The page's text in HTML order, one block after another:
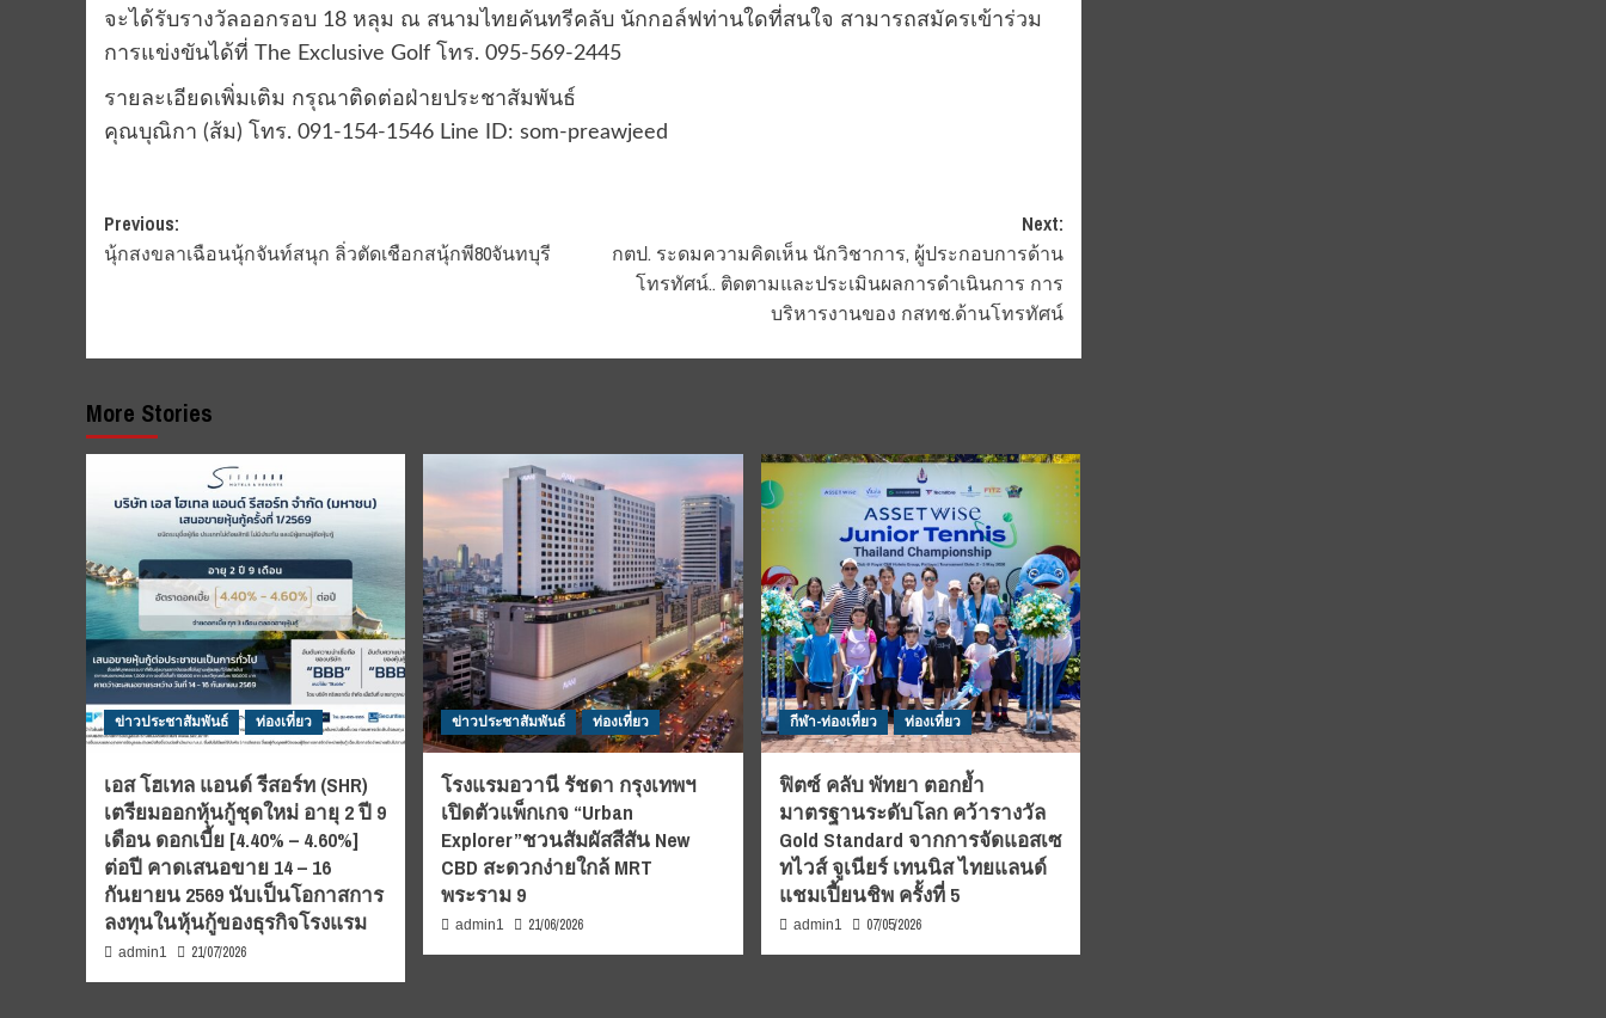
จะได้รับรางวัลออกรอบ 18 หลุม ณ สนามไทยคันทรีคลับ นักกอล์ฟท่านใดที่สนใจ สามารถสมัครเข้าร่วม
การแข่งขันได้ที่ The Exclusive Golf โทร. 095-569-2445
รายละเอียดเพิ่มเติม กรุณาติดต่อฝ่ายประชาสัมพันธ์
คุณบุณิกา (ส้ม) โทร. 091-154-1546‬ Line ID: som-preawjeed
Post
navigation
Previous:
นุ้กสงขลาเฉือนนุ้กจันท์สนุก ลิ่วตัดเชือกสนุ้กพี80จันทบุรี
Next:
กตป. ระดมความคิดเห็น นักวิชาการ, ผู้ประกอบการด้าน
โทรทัศน์.. ติดตามและประเมินผลการดำเนินการ การ
บริหารงานของ กสทช.ด้านโทรทัศน์
More Stories
ข่าวประชาสัมพันธ์ ท่องเที่ยว
เอส โฮเทล แอนด์ รีสอร์ท (SHR)
เตรียมออกหุ้นกู้ชุดใหม่ อายุ 2 ปี 9
เดือน ดอกเบี้ย [4.40% – 4.60%]
ต่อปี คาดเสนอขาย 14 – 16
กันยายน 2569 นับเป็นโอกาสการ
ลงทุนในหุ้นกู้ของธุรกิจโรงแรม
admin1 21/07/2026
ข่าวประชาสัมพันธ์ ท่องเที่ยว
โรงแรมอวานี รัชดา กรุงเทพฯ
เปิดตัวแพ็กเกจ “Urban
Explorer”ชวนสัมผัสสีสัน New
CBD สะดวกง่ายใกล้ MRT
พระราม 9
admin1 21/06/2026
กีฬา-ท่องเที่ยว ท่องเที่ยว
ฟิตซ์ คลับ พัทยา ตอกย้ำ
มาตรฐานระดับโลก คว้ารางวัล
Gold Standard จากการจัดแอสเซ
ทไวส์ จูเนียร์ เทนนิส ไทยแลนด์
แชมเปี้ยนชิพ ครั้งที่ 5
admin1 07/05/2026